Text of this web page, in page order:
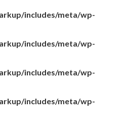
includes/meta/wp-
includes/meta/wp-
includes/meta/wp-
includes/meta/wp-